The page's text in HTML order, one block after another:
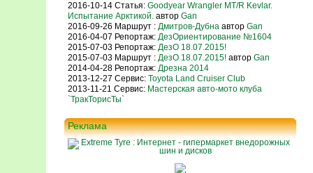
2016-10-14 Статья: Goodyear Wrangler MT/R Kevlar.
Испытание Арктикой.автор Gan
2016-09-26 Маршрут : Дмитров-Дубнаавтор Gan
2016-04-07 Репортаж: ДезОриентирование №1604
2015-07-03 Репортаж: ДезО 18.07.2015!
2015-07-03 Маршрут : ДезО 18.07.2015! автор Gan
2014-04-28 Репортаж: Дрезна 2014
2013-12-27 Сервис: Toyota Land Cruiser Club
2013-11-21 Сервис: Мастерская авто-мото клуба
`ТракТорисТы`
Реклама